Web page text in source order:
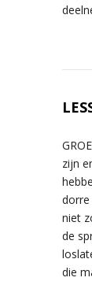
zijn
dorre
niet
de
die